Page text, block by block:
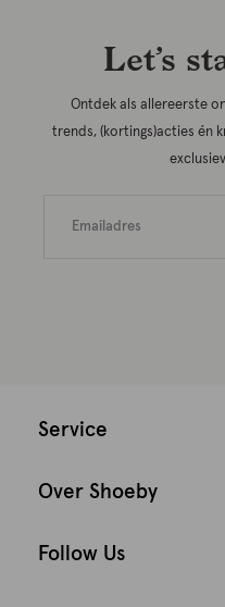
Let’s
Ontdek als allereerste
trends, (kortings)acties én
Service
Over Shoeby
Follow Us